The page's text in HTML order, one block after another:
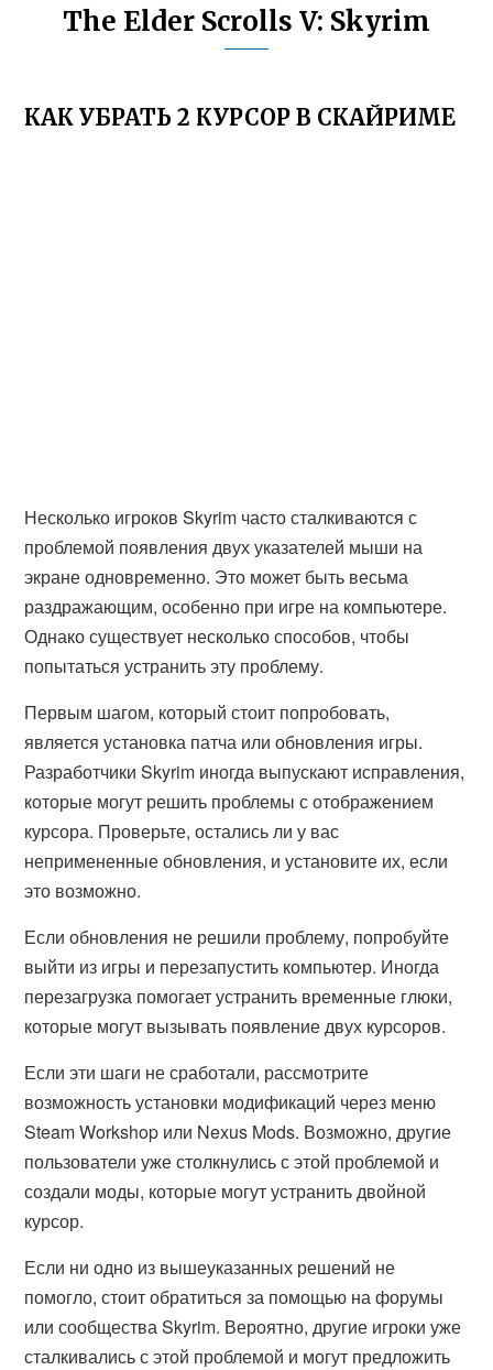
The Elder Scrolls V: Skyrim
КАК УБРАТЬ 2 КУРСОР В СКАЙРИМЕ
Несколько игроков Skyrim часто сталкиваются с
проблемой появления двух указателей мыши на
экране одновременно. Это может быть весьма
раздражающим, особенно при игре на компьютере.
Однако существует несколько способов, чтобы
попытаться устранить эту проблему.
Первым шагом, который стоит попробовать,
является установка патча или обновления игры.
Разработчики Skyrim иногда выпускают исправления,
которые могут решить проблемы с отображением
курсора. Проверьте, остались ли у вас
непримененные обновления, и установите их, если
это возможно.
Если обновления не решили проблему, попробуйте
выйти из игры и перезапустить компьютер. Иногда
перезагрузка помогает устранить временные глюки,
которые могут вызывать появление двух курсоров.
Если эти шаги не сработали, рассмотрите
возможность установки модификаций через меню
Steam Workshop или Nexus Mods. Возможно, другие
пользователи уже столкнулись с этой проблемой и
создали моды, которые могут устранить двойной
курсор.
Если ни одно из вышеуказанных решений не
помогло, стоит обратиться за помощью на форумы
или сообщества Skyrim. Вероятно, другие игроки уже
сталкивались с этой проблемой и могут предложить